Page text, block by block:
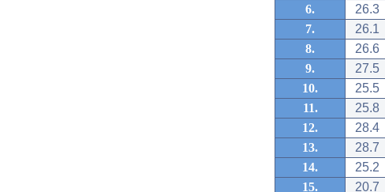
6.
26.3
7.
26.1
8.
26.6
9.
27.5
10.
25.5
11.
25.8
12.
28.4
13.
28.7
14.
25.2
15.
20.7